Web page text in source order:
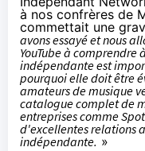
à nos confrères de
commettait une
avons essayé et nous
YouTube à
indépendante est
pourquoi elle doit être
amateurs de musique
catalogue complet de
entreprises comme
d'excellentes relations
indépendante. »